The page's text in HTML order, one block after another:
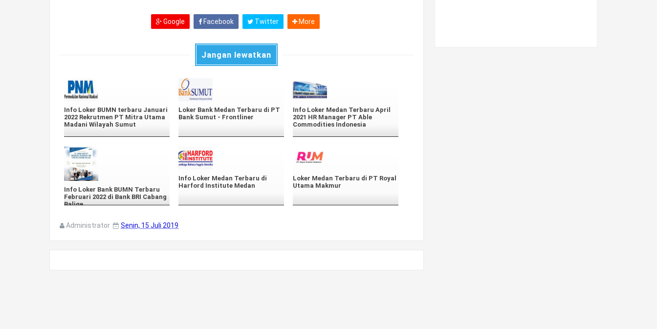
Google Facebook Twitter More
Jangan lewatkan
Info Loker BUMN terbaru Januari
2022 Rekrutmen PT Mitra Utama
Madani Wilayah Sumut
Loker Bank Medan Terbaru di PT
Bank Sumut - Frontliner
Info Loker Medan Terbaru April
2021 HR Manager PT Able
Commodities Indonesia
Info Loker Bank BUMN Terbaru
Februari 2022 di Bank BRI Cabang
Balige
Info Loker Medan Terbaru di
Harford Institute Medan
Loker Medan Terbaru di PT Royal
Utama Makmur
Administrator Senin, 15 Juli 2019